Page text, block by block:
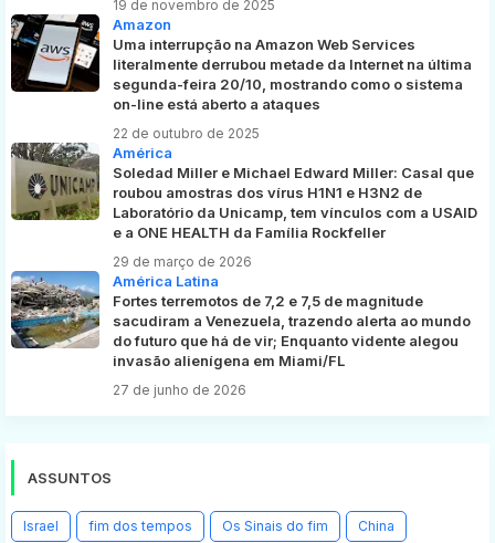
19 de novembro de 2025
Amazon
Uma interrupção na Amazon Web Services
literalmente derrubou metade da Internet na última
segunda-feira 20/10, mostrando como o sistema
on-line está aberto a ataques
22 de outubro de 2025
América
Soledad Miller e Michael Edward Miller: Casal que
roubou amostras dos vírus H1N1 e H3N2 de
Laboratório da Unicamp, tem vínculos com a USAID
e a ONE HEALTH da Família Rockfeller
29 de março de 2026
América Latina
Fortes terremotos de 7,2 e 7,5 de magnitude
sacudiram a Venezuela, trazendo alerta ao mundo
do futuro que há de vir; Enquanto vidente alegou
invasão alienígena em Miami/FL
27 de junho de 2026
ASSUNTOS
Israel fim dos tempos Os Sinais do fim China